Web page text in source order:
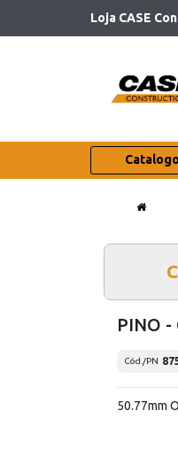
Loja CASE
PINO -
Cód./PN
50.77mm